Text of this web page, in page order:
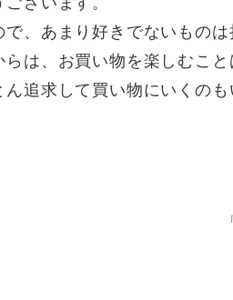
、あまり好きでないものは
は、お買い物を楽しむこと
追求して買い物にいくのも